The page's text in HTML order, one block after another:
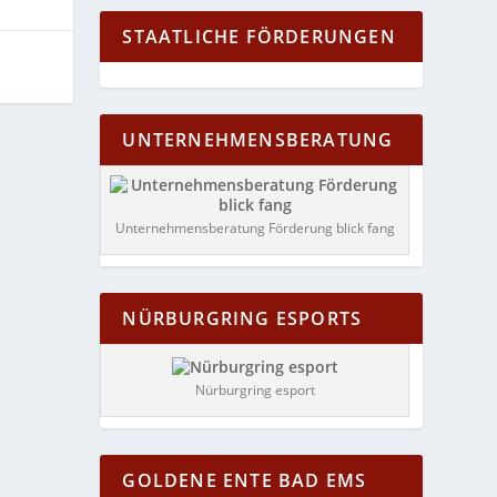
STAATLICHE FÖRDERUNGEN
UNTERNEHMENSBERATUNG
Unternehmensberatung Förderung blick fang
NÜRBURGRING ESPORTS
Nürburgring esport
GOLDENE ENTE BAD EMS